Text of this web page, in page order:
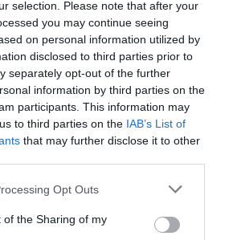
selection. Please note that after your
you may continue seeing
on personal information utilized by
disclosed to third parties prior to
separately opt-out of the further
information by third parties on the
participants. This information may
to third parties on the IAB’s List of
that may further disclose it to other
app uses one or more Google
or usage behaviour. You may click to
to Google and its third-party tags to
Opt Outs
of the Sharing of my
Cellulari e Smartphone
in offerta 1.498,99€
Samsung Galaxy Z Flip8,
512GB, Cream [Versione
Italiana] | 3 anni di Garanzia,
Selfie Camera 50MP, Now
Brief, Assistente Foto,
12GB